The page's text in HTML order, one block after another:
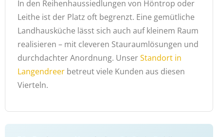
In den Reihenhaussiedlungen von Höntrop oder
Leithe ist der Platz oft begrenzt. Eine gemütliche
Landhausküche lässt sich auch auf kleinem Raum
realisieren – mit cleveren Stauraumlösungen und
durchdachter Anordnung. UnserStandort in
Langendreer betreut viele Kunden aus diesen
Vierteln.